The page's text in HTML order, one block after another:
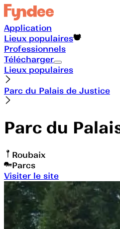
Application
Lieux populaires
Professionnels
Télécharger
Lieux populaires
Parc du Palais de Justice
Parc du
Roubaix
Parcs
Visiter le site